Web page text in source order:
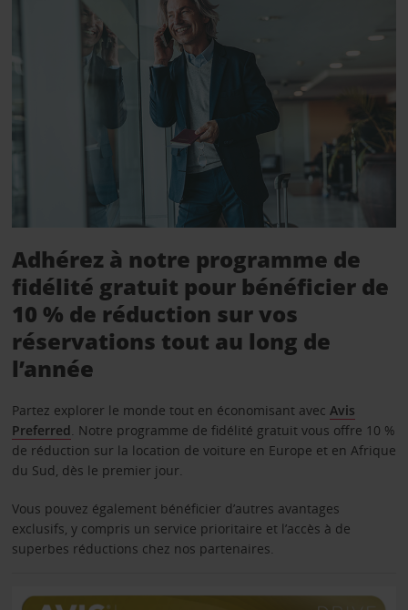
Adhérez à notre programme de
fidélité gratuit pour bénéficier de
10 % de réduction sur vos
réservations tout au long de
l’année
Partez explorer le monde tout en économisant avec Avis
Preferred. Notre programme de fidélité gratuit vous offre 10 %
de réduction sur la location de voiture en Europe et en Afrique
du Sud, dès le premier jour.
Vous pouvez également bénéficier d’autres avantages
exclusifs, y compris un service prioritaire et l’accès à de
superbes réductions chez nos partenaires.